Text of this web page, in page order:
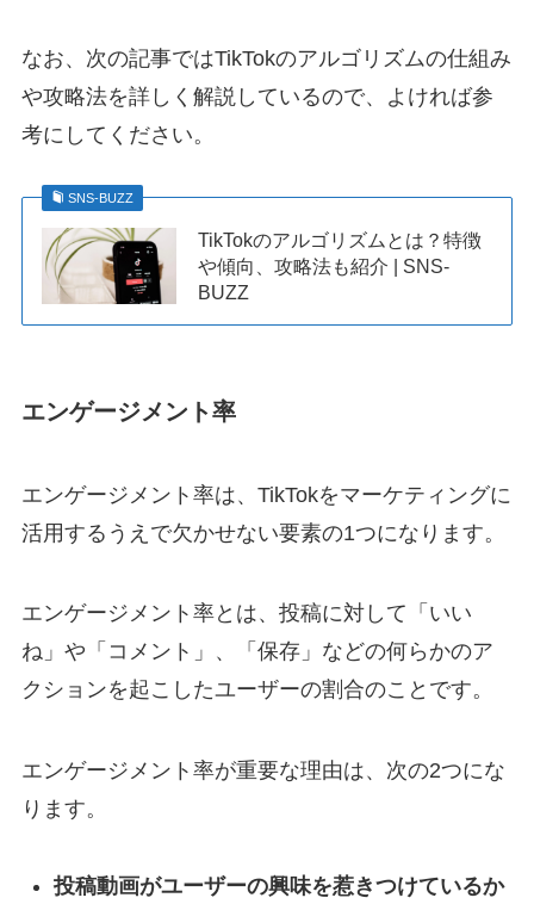
なお、次の記事ではTikTokのアルゴリズムの仕組み
や攻略法を詳しく解説しているので、よければ参
考にしてください。
SNS-BUZZ
TikTokのアルゴリズムとは？特徴
や傾向、攻略法も紹介 | SNS-
BUZZ
エンゲージメント率
エンゲージメント率は、TikTokをマーケティングに
活用するうえで欠かせない要素の1つになります。
エンゲージメント率とは、投稿に対して「いい
ね」や「コメント」、「保存」などの何らかのア
クションを起こしたユーザーの割合のことです。
エンゲージメント率が重要な理由は、次の2つにな
ります。
投稿動画がユーザーの興味を惹きつけているか